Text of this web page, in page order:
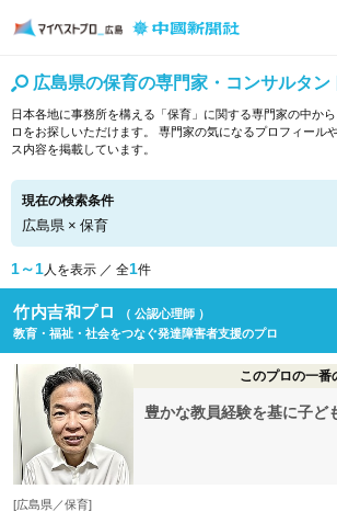
広島県の保育の専門家・コンサルタン
日本各地に事務所を構える「保育」に関する専門家の中か
ロをお探しいただけます。 専門家の気になるプロフィール
ス内容を掲載しています。
現在の検索条件
広島県 × 保育
1～1人を表示 ／ 全1件
竹内吉和プロ
（ 公認心理師 ）
教育・福祉・社会をつなぐ発達障害者支援のプロ
このプロの一番
豊かな教員経験を基に子ど
[広島県／保育]